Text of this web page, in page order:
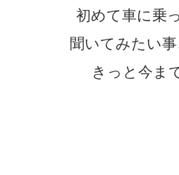
初めて車に乗
聞いてみたい
きっと今ま